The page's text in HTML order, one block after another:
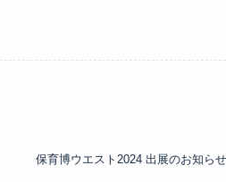
保育博ウエスト2024 出展のお知らせ